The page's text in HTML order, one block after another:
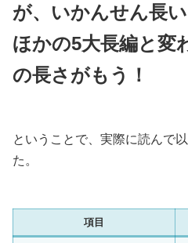
が、いかんせん長
ほかの5大長編と変
の長さがもう！
ということで、実際に読んで
た。
項目